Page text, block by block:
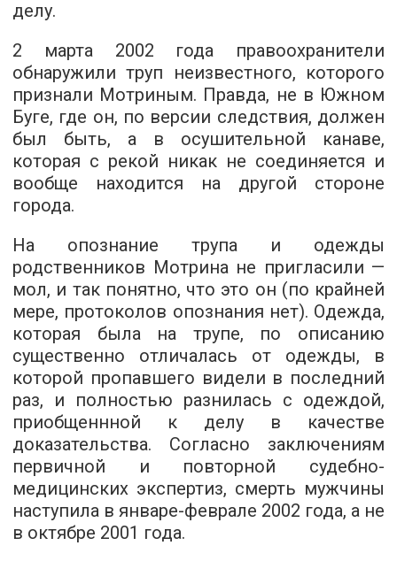
делу.
2 марта 2002 года правоохранители
обнаружили труп неизвестного, которого
признали Мотриным. Правда, не в Южном
Буге, где он, по версии следствия, должен
был быть, а в осушительной канаве,
которая с рекой никак не соединяется и
вообще находится на другой стороне
города.
На опознание трупа и одежды
родственников Мотрина не пригласили —
мол, и так понятно, что это он (по крайней
мере, протоколов опознания нет). Одежда,
которая была на трупе, по описанию
существенно отличалась от одежды, в
которой пропавшего видели в последний
раз, и полностью разнилась с одеждой,
приобщеннной к делу в качестве
доказательства. Согласно заключениям
первичной и повторной судебно-
медицинских экспертиз, смерть мужчины
наступила в январе-феврале 2002 года, а не
в октябре 2001 года.